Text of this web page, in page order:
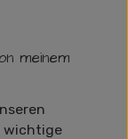
meinem
wichtige